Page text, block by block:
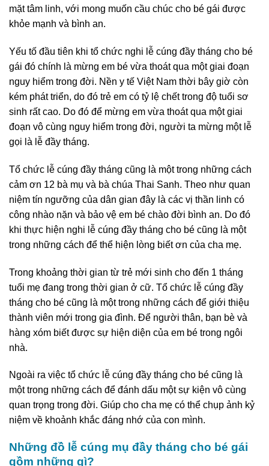
mặt tâm linh, với mong muốn cầu chúc cho bé gái được
khỏe mạnh và bình an.
Yếu tố đầu tiên khi tổ chức nghi lễ cúng đầy tháng cho bé
gái đó chính là mừng em bé vừa thoát qua một giai đoạn
nguy hiểm trong đời. Nền y tế Việt Nam thời bây giờ còn
kém phát triển, do đó trẻ em có tỷ lệ chết trong độ tuổi sơ
sinh rất cao. Do đó để mừng em vừa thoát qua một giai
đoạn vô cùng nguy hiểm trong đời, người ta mừng một lễ
gọi là lễ đầy tháng.
Tổ chức lễ cúng đầy tháng cũng là một trong những cách
cảm ơn 12 bà mụ và bà chúa Thai Sanh. Theo như quan
niệm tín ngưỡng của dân gian đây là các vị thần linh có
công nhào nặn và bảo vệ em bé chào đời bình an. Do đó
khi thực hiện nghi lễ cúng đầy tháng cho bé cũng là một
trong những cách để thể hiện lòng biết ơn của cha mẹ.
Trong khoảng thời gian từ trẻ mới sinh cho đến 1 tháng
tuổi mẹ đang trong thời gian ở cữ. Tổ chức lễ cúng đầy
tháng cho bé cũng là một trong những cách để giới thiệu
thành viên mới trong gia đình. Để người thân, bạn bè và
hàng xóm biết được sự hiện diện của em bé trong ngôi
nhà.
Ngoài ra việc tổ chức lễ cúng đầy tháng cho bé cũng là
một trong những cách để đánh dấu một sự kiện vô cùng
quan trọng trong đời. Giúp cho cha mẹ có thể chụp ảnh kỷ
niệm về khoảnh khắc đáng nhớ của con mình.
Những đồ lễ cúng mụ đầy tháng cho bé gái
gồm những gì?